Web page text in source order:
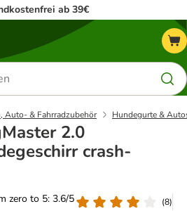
ab 39€
Auto- & Fahrradzubehör Hundegurte &
2.0
crash-
zero to 5: 3.6/5
(8)